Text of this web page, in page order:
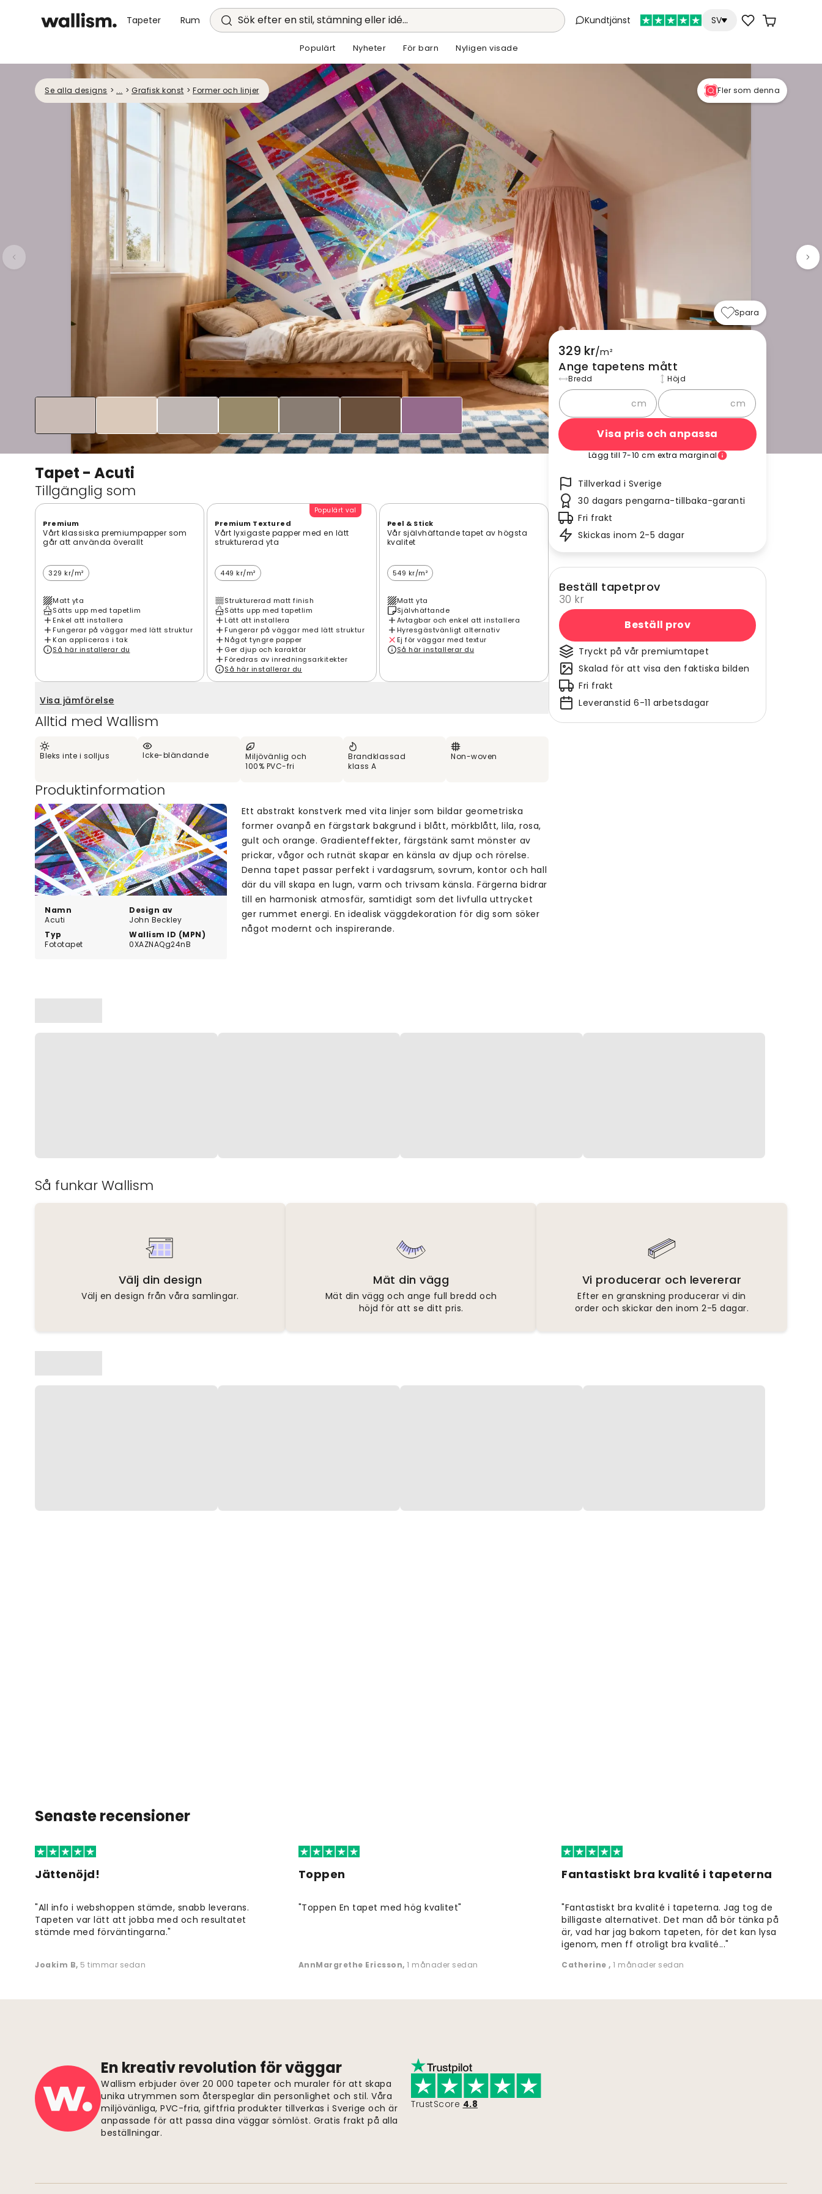
Tapeter Rum Sök efter en stil, stämning eller idé... Kundtjänst SV
Populärt Nyheter För barn Nyligen visade
Se alla designs > ... > Grafisk konst > Former och linjer Fler som denna
Tapet - Acuti
Tillgänglig som
Premium
Vårt klassiska premiumpapper som
går att använda överallt
329 kr/m²
Matt yta
Sätts upp med tapetlim
Enkel att installera
Fungerar på väggar med lätt struktur
Kan appliceras i tak
Så här installerar du
Populärt val
Premium Textured
Vårt lyxigaste papper med en lätt
strukturerad yta
449 kr/m²
Strukturerad matt finish
Sätts upp med tapetlim
Lätt att installera
Fungerar på väggar med lätt struktur
Något tyngre papper
Ger djup och karaktär
Föredras av inredningsarkitekter
Så här installerar du
Peel & Stick
Vår självhäftande tapet av högsta
kvalitet
549 kr/m²
Matt yta
Självhäftande
Avtagbar och enkel att installera
Hyresgästvänligt alternativ
Ej för väggar med textur
Så här installerar du
Visa jämförelse
Alltid med Wallism
Bleks inte i solljus Icke-bländande
Miljövänlig och
100% PVC-fri
Brandklassad
klass A
Non-woven
Produktinformation
Namn
Acuti
Design av
John Beckley
Typ
Fototapet
Wallism ID (MPN)
0XAZNAQg24nB
Ett abstrakt konstverk med vita linjer som bildar geometriska
former ovanpå en färgstark bakgrund i blått, mörkblått, lila, rosa,
gult och orange. Gradienteffekter, färgstänk samt mönster av
prickar, vågor och rutnät skapar en känsla av djup och rörelse.
Denna tapet passar perfekt i vardagsrum, sovrum, kontor och hall
där du vill skapa en lugn, varm och trivsam känsla. Färgerna bidrar
till en harmonisk atmosfär, samtidigt som det livfulla uttrycket
ger rummet energi. En idealisk väggdekoration för dig som söker
något modernt och inspirerande.
Spara
329 kr/m²
Ange tapetens mått
Bredd
cm
Höjd
cm
Visa pris och anpassa
Lägg till 7-10 cm extra marginal
Tillverkad i Sverige
30 dagars pengarna-tillbaka-garanti
Fri frakt
Skickas inom 2-5 dagar
Beställ tapetprov
30 kr
Beställ prov
Tryckt på vår premiumtapet
Skalad för att visa den faktiska bilden
Fri frakt
Leveranstid 6-11 arbetsdagar
Så funkar Wallism
Välj din design
Välj en design från våra samlingar.
Mät din vägg
Mät din vägg och ange full bredd och
höjd för att se ditt pris.
Vi producerar och levererar
Efter en granskning producerar vi din
order och skickar den inom 2-5 dagar.
Senaste recensioner
Jättenöjd!
"All info i webshoppen stämde, snabb leverans.
Tapeten var lätt att jobba med och resultatet
stämde med förväntingarna."
Joakim B, 5 timmar sedan
Toppen
"Toppen En tapet med hög kvalitet"
AnnMargrethe Ericsson, 1 månader sedan
Fantastiskt bra kvalité i tapeterna
"Fantastiskt bra kvalité i tapeterna. Jag tog de
billigaste alternativet. Det man då bör tänka på
är, vad har jag bakom tapeten, för det kan lysa
igenom, men ff otroligt bra kvalité..."
Catherine, 1 månader sedan
En kreativ revolution för väggar
Wallism erbjuder över 20 000 tapeter och muraler för att skapa
unika utrymmen som återspeglar din personlighet och stil. Våra
miljövänliga, PVC-fria, giftfria produkter tillverkas i Sverige och är
anpassade för att passa dina väggar sömlöst. Gratis frakt på alla
beställningar.
TrustScore 4.8